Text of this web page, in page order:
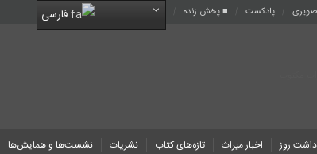
پادکست‌ ■ پخش زنده فارسی
روز اخبار میراث تازه‌های کتاب نشریات نشست‌ها و همایش‌ها